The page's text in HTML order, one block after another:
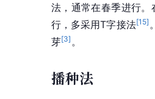
法，通常在春季进行
行，多采用T字接法[15]
芽[3] 。
播种法